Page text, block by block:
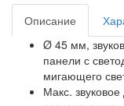
Описание
Ø 45 мм,
панели с
мигающего
Макс.